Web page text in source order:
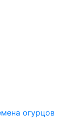
огурцов